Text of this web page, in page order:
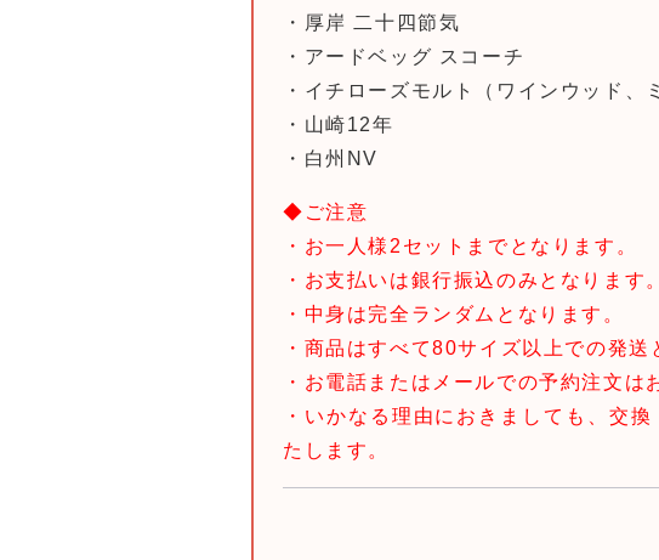
・厚岸 二十四節気
・アードベッグ スコーチ
・イチローズモルト（ワインウッド、
・山崎12年
・白州NV
◆ご注意
・お一人様2セットまでとなります。
・お支払いは銀行振込のみとなります。
・中身は完全ランダムとなります。
・商品はすべて80サイズ以上での発送
・お電話またはメールでの予約注文は
・いかなる理由におきましても、交
たします。